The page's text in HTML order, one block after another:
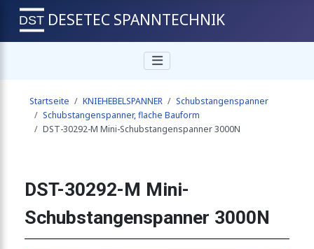
450N
400N
DESETEC SPANNTECHNIK
Startseite KNIEHEBELSPANNER
Schubstangenspanner
Schubstangenspanner, flache Bauform
DST-30292-M Mini-Schubstangenspanner 3000N
DST-30292-M Mini-
Schubstangenspanner 3000N